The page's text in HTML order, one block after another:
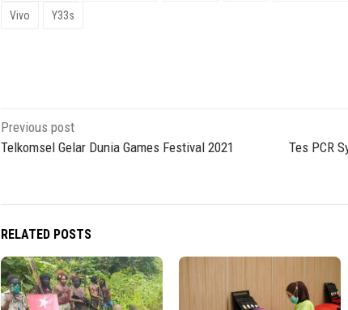
Vivo Y33s
Post
navigation
Previous post
Telkomsel Gelar Dunia Games Festival 2021
Tes PCR
RELATED POSTS